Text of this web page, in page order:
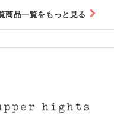
商品一覧をもっと見る